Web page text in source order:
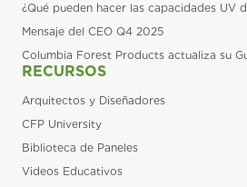
¿Qué pueden hacer las capacidades UV
Mensaje del CEO Q4 2025
Columbia Forest Products actualiza su
RECURSOS
Arquitectos y Diseñadores
CFP University
Biblioteca de Paneles
Videos Educativos